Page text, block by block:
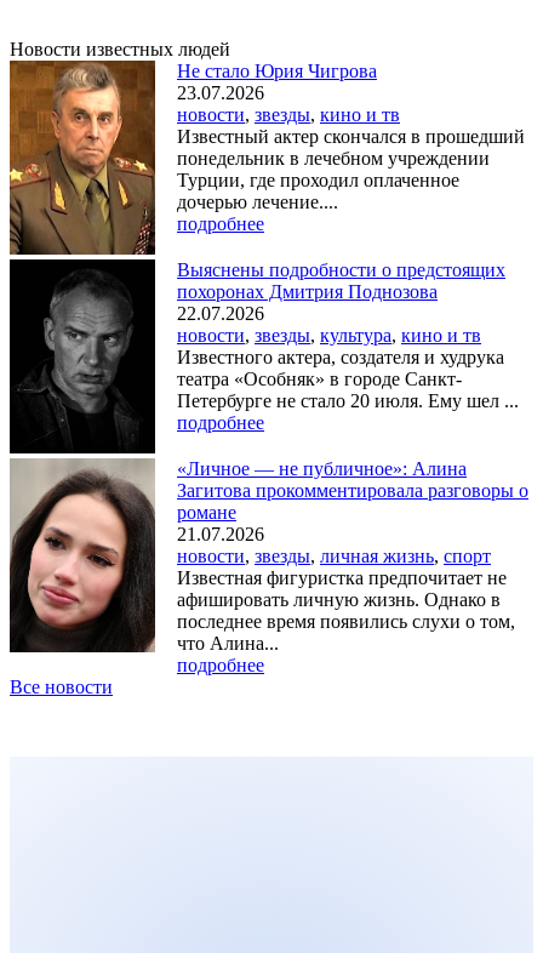
Новости известных людей
Не стало Юрия Чигрова
23.07.2026
новости, звезды, кино и тв
Известный актер скончался в прошедший
понедельник в лечебном учреждении
Турции, где проходил оплаченное
дочерью лечение....
подробнее
Выяснены подробности о предстоящих
похоронах Дмитрия Поднозова
22.07.2026
новости, звезды, культура, кино и тв
Известного актера, создателя и худрука
театра «Особняк» в городе Санкт-
Петербурге не стало 20 июля. Ему шел ...
подробнее
«Личное — не публичное»: Алина
Загитова прокомментировала разговоры о
романе
21.07.2026
новости, звезды, личная жизнь, спорт
Известная фигуристка предпочитает не
афишировать личную жизнь. Однако в
последнее время появились слухи о том,
что Алина...
подробнее
Все новости